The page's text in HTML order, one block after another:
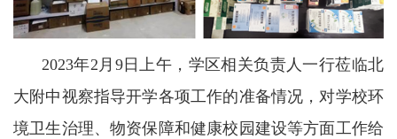
2023年2月9日上午，学区相关负责人一行莅临北
大附中视察指导开学各项工作的准备情况，对学校环
境卫生治理、物资保障和健康校园建设等方面工作给